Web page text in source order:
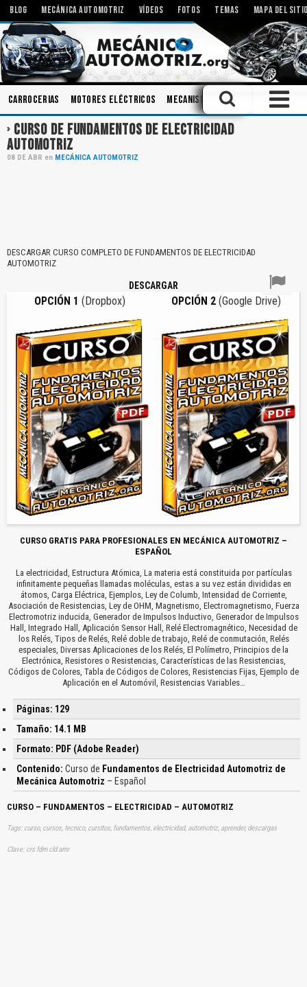
BLOG MECÁNICA AUTOMOTRIZ VÍDEOS FOTOS TEMAS MAPA DEL
Carrocerias Motores Eléctricos Mecanismos Amortiguadores
CURSO DE FUNDAMENTOS DE ELECTRICIDAD
AUTOMOTRIZ
08 DE ABR en MECÁNICA AUTOMOTRIZ
DESCARGAR CURSO COMPLETO DE FUNDAMENTOS DE ELECTRICIDAD
AUTOMOTRIZ
DESCARGAR
OPCIÓN 1 (Dropbox) OPCIÓN 2 (Google Drive)
CURSO GRATIS PARA PROFESIONALES EN MECÁNICA AUTOMOTRIZ –
ESPAÑOL
La electricidad, Estructura Atómica, La materia está constituida por partículas
infinitamente pequeñas llamadas moléculas, estas a su vez están divididas en
átomos, Carga Eléctrica, Ejemplos, Ley de Columb, Intensidad de Corriente,
Asociación de Resistencias, Ley de OHM, Magnetismo, Electromagnetismo, Fuerza
Electromotriz inducida, Generador de Impulsos Inductivo, Generador de Impulsos
Hall, Integrado Hall, Aplicación Sensor Hall, Relé Electromagnético, Necesidad de
los Relés, Tipos de Relés, Relé doble de trabajo, Relé de conmutación, Relés
especiales, Diversas Aplicaciones de los Relés, El Polímetro, Principios de la
Electrónica, Resistores o Resistencias, Características de las Resistencias,
Códigos de Colores, Tabla de Códigos de Colores, Resistencias Fijas, Ejemplo de
Aplicación en el Automóvil, Resistencias Variables…
Páginas: 129
Tamaño: 14.1 MB
Formato: PDF (Adobe Reader)
Contenido: Curso de Fundamentos de Electricidad Automotriz de
Mecánica Automotriz – Español
CURSO – FUNDAMENTOS – ELECTRICIDAD – AUTOMOTRIZ
Tags: curso, cursos, tecnico, cursitos, fundamentos, electricidad, automotriz, aprender, descargas
Clave: crs fdm cld amr